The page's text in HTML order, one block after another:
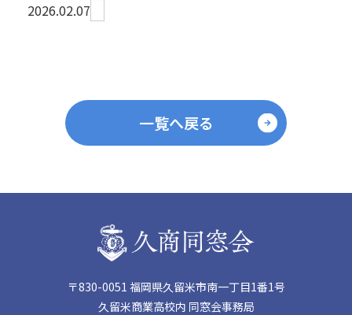
2026.02.07
一覧へ戻る
〒830-0051 福岡県久留米市南一丁目1番1号
久留米商業高校内 同窓会事務局